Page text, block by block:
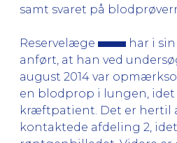
samt svaret på
Reservelæge
har i
anført, at han ved
august 2014 var
en blodprop i lungen, idet
kræftpatient. Det er hertil
kontaktede afdeling 2,